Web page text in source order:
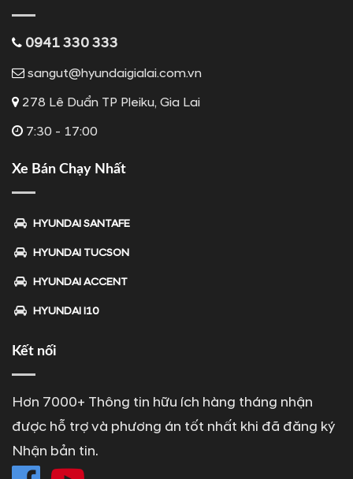
0941 330 333
sangut@hyundaigialai.com.vn
278 Lê Duẩn TP Pleiku, Gia Lai
7:30 - 17:00
Xe Bán Chạy Nhất
HYUNDAI SANTAFE
HYUNDAI TUCSON
HYUNDAI ACCENT
HYUNDAI I10
Kết nối
Hơn 7000+ Thông tin hữu ích hàng tháng nhận
được hỗ trợ và phương án tốt nhất khi đã đăng ký
Nhận bản tin.